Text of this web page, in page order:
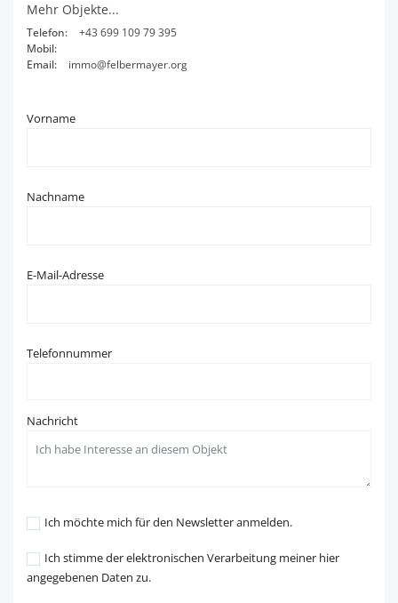
Mehr Objekte...
Telefon:
+43 699 109 79 395
Mobil:
Email:
immo@felbermayer.org
Vorname
Nachname
E-Mail-Adresse
Telefonnummer
Nachricht
Ich möchte mich für den Newsletter anmelden.
Ich stimme der elektronischen Verarbeitung meiner hier
angegebenen Daten zu.